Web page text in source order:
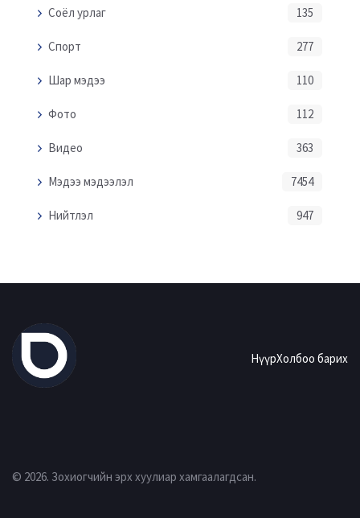
Соёл урлаг 135
Спорт 277
Шар мэдээ 110
Фото 112
Видео 363
Мэдээ мэдээлэл 7454
Нийтлэл 947
НүүрХолбоо барих
© 2026. Зохиогчийн эрх хуулиар хамгаалагдсан.